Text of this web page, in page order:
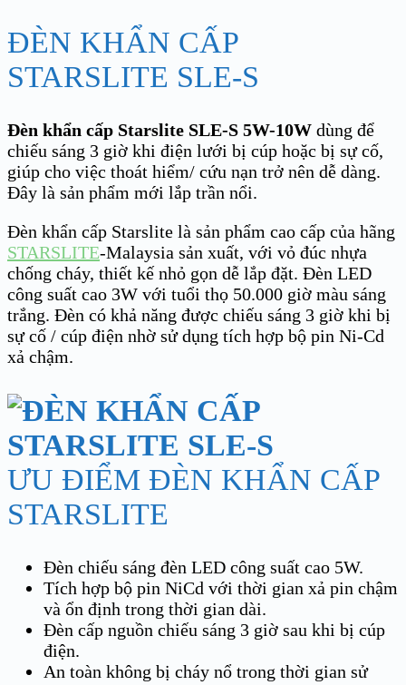
ĐÈN KHẨN CẤP
STARSLITE SLE-S
Đèn khẩn cấp Starslite SLE-S 5W-10W dùng để
chiếu sáng 3 giờ khi điện lưới bị cúp hoặc bị sự cố,
giúp cho việc thoát hiểm/ cứu nạn trở nên dễ dàng.
Đây là sản phẩm mới lắp trần nổi.
Đèn khẩn cấp Starslite là sản phẩm cao cấp của hãng
STARSLITE-Malaysia sản xuất, với vỏ đúc nhựa
chống cháy, thiết kế nhỏ gọn dễ lắp đặt. Đèn LED
công suất cao 3W với tuổi thọ 50.000 giờ màu sáng
trắng. Đèn có khả năng được chiếu sáng 3 giờ khi bị
sự cố / cúp điện nhờ sử dụng tích hợp bộ pin Ni-Cd
xả chậm.
ƯU ĐIỂM ĐÈN KHẨN CẤP
STARSLITE
Đèn chiếu sáng đèn LED công suất cao 5W.
Tích hợp bộ pin NiCd với thời gian xả pin chậm
và ổn định trong thời gian dài.
Đèn cấp nguồn chiếu sáng 3 giờ sau khi bị cúp
điện.
An toàn không bị cháy nổ trong thời gian sử